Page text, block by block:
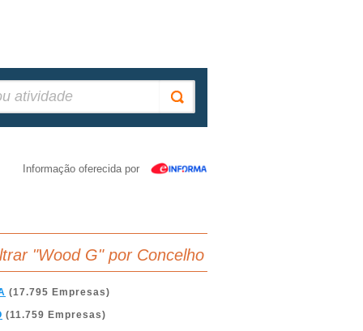
Informação oferecida por
"Wood G" por Concelho
(17.795 Empresas)
(11.759 Empresas)